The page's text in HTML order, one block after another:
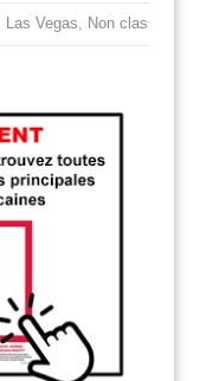
Las Vegas Non classé